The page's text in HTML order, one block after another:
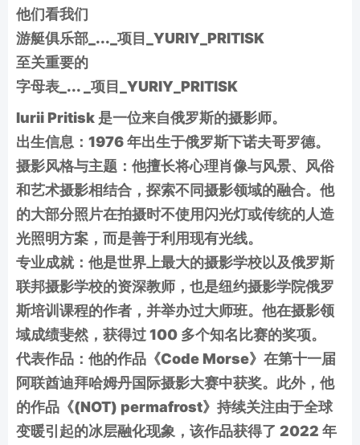
他们看我们
游艇俱乐部_..._项目_YURIY_PRITISK
至关重要的
字母表_... _项目_YURIY_PRITISK
Iurii Pritisk 是一位来自俄罗斯的摄影师。
出生信息：1976 年出生于俄罗斯下诺夫哥罗德。
摄影风格与主题：他擅长将心理肖像与风景、风俗
和艺术摄影相结合，探索不同摄影领域的融合。他
的大部分照片在拍摄时不使用闪光灯或传统的人造
光照明方案，而是善于利用现有光线。
专业成就：他是世界上最大的摄影学校以及俄罗斯
联邦摄影学校的资深教师，也是纽约摄影学院俄罗
斯培训课程的作者，并举办过大师班。他在摄影领
域成绩斐然，获得过 100 多个知名比赛的奖项。
代表作品：他的作品《Code Morse》在第十一届
阿联酋迪拜哈姆丹国际摄影大赛中获奖。此外，他
的作品《(NOT) permafrost》持续关注由于全球
变暖引起的冰层融化现象，该作品获得了 2022 年